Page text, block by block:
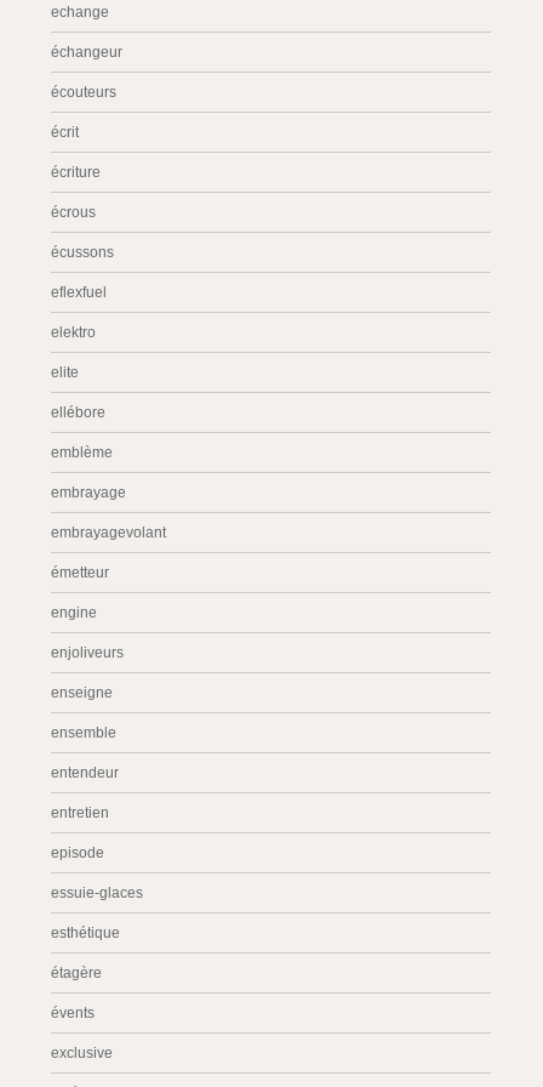
echange
échangeur
écouteurs
écrit
écriture
écrous
écussons
eflexfuel
elektro
elite
ellébore
emblème
embrayage
embrayagevolant
émetteur
engine
enjoliveurs
enseigne
ensemble
entendeur
entretien
episode
essuie-glaces
esthétique
étagère
évents
exclusive